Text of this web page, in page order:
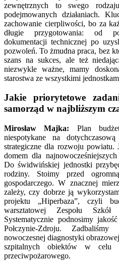
zewnętrznych to swego
podejmowanych działaniach.
zachowanie cierpliwości, bo za
długie przygotowania: od
dokumentacji technicznej po
pozwoleń. To żmudna praca, bez
szans na sukces, ale też
niezwykle ważne, mamy
starostwa ze wszystkimi
Jakie priorytetowe
samorząd w najbliższym
Mirosław Majka: Plan
niespotykane na
strategiczne dla rozwoju
domem dla
Do świdwińskiej jednostki
rodziny. Stoimy przed
gospodarczego. W znacznej
zależy, czy dobrze ją
projektu „Hiperbaza”, czyli
warsztatowej Zespołu
Systematycznie podnosimy
Połczynie-Zdroju.
nowoczesnej diagnostyki
szpitalnych obiektów w celu
przeciwpożarowego.